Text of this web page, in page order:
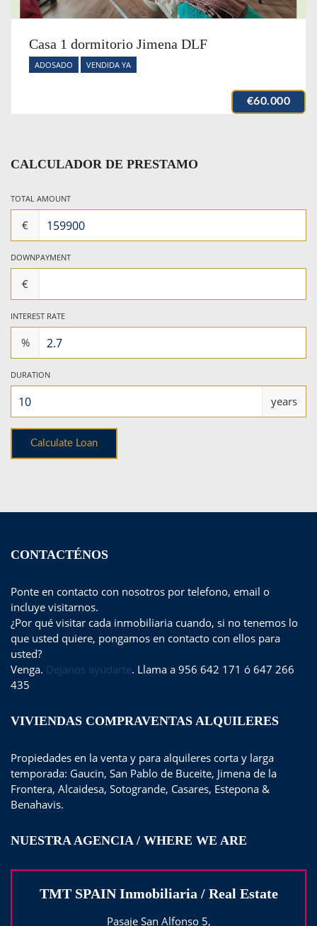
Casa 1 dormitorio Jimena DLF
ADOSADO VENDIDA YA
€60.000
CALCULADOR DE PRESTAMO
TOTAL AMOUNT
€
DOWNPAYMENT
€
INTEREST RATE
%
DURATION
years
CONTACTÉNOS
Ponte en contacto con nosotros por telefono, email o
incluye visitarnos.
¿Por qué visitar cada inmobiliaria cuando, si no tenemos lo
que usted quiere, pongamos en contacto con ellos para
usted?
Venga. Dejanos ayudarte. Llama a 956 642 171 ó 647 266
435
VIVIENDAS COMPRAVENTAS ALQUILERES
Propiedades en la venta y para alquileres corta y larga
temporada: Gaucin, San Pablo de Buceite, Jimena de la
Frontera, Alcaidesa, Sotogrande, Casares, Estepona &
Benahavis.
NUESTRA AGENCIA / WHERE WE ARE
TMT SPAIN Inmobiliaria / Real Estate
Pasaje San Alfonso 5,